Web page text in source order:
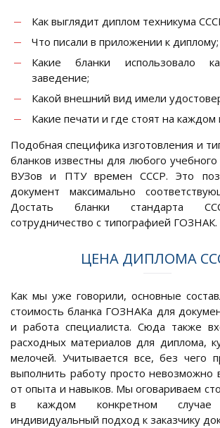
Как выглядит диплом техникума
Что писали в приложении к диплому;
Какие бланки использовало
заведение;
Какой внешний вид имели
Какие печати и где стоят на
Подобная специфика изготовления и
бланков известны для любого
ВУЗов и ПТУ времен СССР. Это
документ максимально
Достать бланки стандарта
сотрудничество с типографией ГОЗНАК.
ЦЕНА ДИПЛОМА
Как мы уже говорили, основные
стоимость бланка ГОЗНАКа для
и работа специалиста. Сюда также
расходных материалов для диплома,
мелочей. Учитывается все, без чего
выполнить работу просто невозможно
от опыта и навыков. Мы оговариваем
в каждом конкретном
индивидуальный подход к заказчику